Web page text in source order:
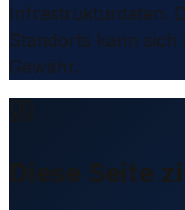
Infrastrukturdaten.
Standorts kann
Gewähr.
Diese Seite